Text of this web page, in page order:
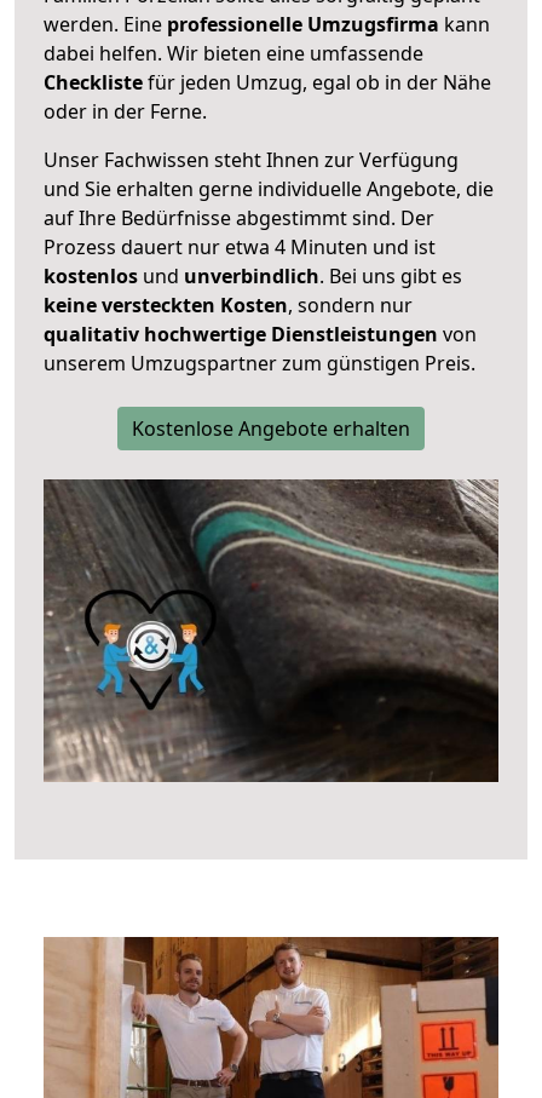
werden. Eine professionelle Umzugsfirma kann
dabei helfen. Wir bieten eine umfassende
Checklistefür jeden Umzug, egal ob in der Nähe
oder in der Ferne.
Unser Fachwissen steht Ihnen zur Verfügung
und Sie erhalten gerne individuelle Angebote, die
auf Ihre Bedürfnisse abgestimmt sind. Der
Prozess dauert nur etwa 4 Minuten und ist
kostenlos und unverbindlich. Bei uns gibt es
keine versteckten Kosten, sondern nur
qualitativ hochwertige Dienstleistungen von
unserem Umzugspartner zum günstigen Preis.
Kostenlose Angebote erhalten